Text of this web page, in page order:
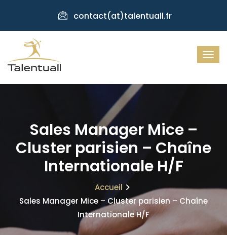
contact(at)talentuall.fr
Sales Manager Mice –
Cluster parisien – Chaîne
Internationale H/F
Accueil
Sales Manager Mice – Cluster parisien – Chaîne
Internationale H/F